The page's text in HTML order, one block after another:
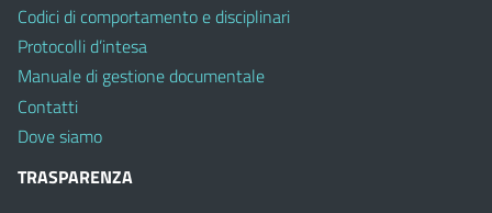
Codici di comportamento e disciplinari
Protocolli d’intesa
Manuale di gestione documentale
Contatti
Dove siamo
TRASPARENZA